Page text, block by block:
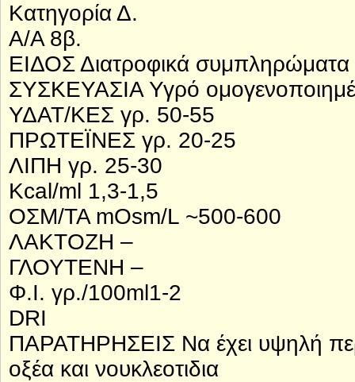
Κατηγορία Δ.
Α/Α 8β.
ΕΙΔΟΣ Διατροφικά συμπληρώματα
ΣΥΣΚΕΥΑΣΙΑ Υγρό
ΥΔΑΤ/ΚΕΣ γρ. 50-55
ΠΡΩΤΕΪΝΕΣ γρ. 20-25
ΛΙΠΗ γρ. 25-30
Kcal/ml 1,3-1,5
ΟΣΜ/ΤΑ mOsm/L ~500-600
ΛΑΚΤΟΖΗ –
ΓΛΟΥΤΕΝΗ –
Φ.Ι. γρ./100ml1-2
DRI
ΠΑΡΑΤΗΡΗΣΕΙΣ Να έχει υψηλή
οξέα και νουκλεοτιδια